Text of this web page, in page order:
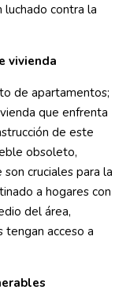
luchado contra la
vivienda
de apartamentos;
que enfrenta
de este
obsoleto,
cruciales para la
a hogares con
del área,
tengan acceso a